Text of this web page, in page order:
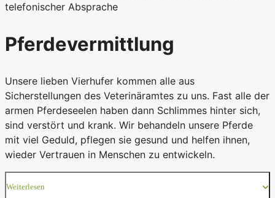
telefonischer Absprache
Pferdevermittlung
Unsere lieben Vierhufer kommen alle aus
Sicherstellungen des Veterinäramtes zu uns. Fast alle der
armen Pferdeseelen haben dann Schlimmes hinter sich,
sind verstört und krank. Wir behandeln unsere Pferde
mit viel Geduld, pflegen sie gesund und helfen ihnen,
wieder Vertrauen in Menschen zu entwickeln.
Weiterlesen